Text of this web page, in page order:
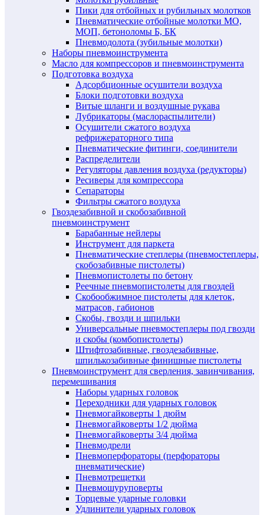
Пики для отбойных и рубильных молотков
Пневматические отбойные молотки МО,
МОП, бетоноломы Б, БК
Пневмодолота (зубильные молотки)
Наборы пневмоинструмента
Масло для компрессоров и пневмоинструмента
Подготовка воздуха
Адсорбционные осушители воздуха
Блоки подготовки воздуха
Витые шланги и воздушные рукава
Лубрикаторы (маслораспылители)
Осушители сжатого воздуха
рефрижераторного типа
Пневматические фитинги, соединители
Распределители
Регуляторы давления воздуха (редукторы)
Ресиверы для компрессора
Сепараторы
Фильтры сжатого воздуха
Гвоздезабивной и скобозабивной
пневмоинструмент
Барабанные нейлеры
Инструмент для паркета
Пневматические степлеры (пневмостеплеры,
скобозабивные пистолеты)
Пневмопистолеты по бетону
Реечные пневмопистолеты для гвоздей
Скобообжимное пистолеты для клеток,
матрасов, габионов
Скобы, гвозди и шпильки
Универсальные пневмостеплеры под гвозди
и скобы (комбопистолеты)
Штифтозабивные, гвоздезабивные,
шпилькозабивные финишные пистолеты
Пневмоинструмент для сверления, завинчивания,
перемешивания
Наборы ударных головок
Переходники для ударных головок
Пневмогайковерты 1 дюйм
Пневмогайковерты 1/2 дюйма
Пневмогайковерты 3/4 дюйма
Пневмодрели
Пневмоперфораторы (перфораторы
пневматические)
Пневмотрещетки
Пневмошуруповерты
Торцевые ударные головки
Удлинители ударных головок